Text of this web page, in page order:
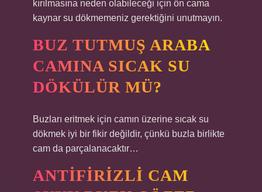
kırılmasına neden olabileceği için ön cama
kaynar su dökmemeniz gerektiğini unutmayın.
BUZ TUTMUŞ ARABA
CAMINA SICAK SU
DÖKÜLÜR MÜ?
Buzları eritmek için camın üzerine sıcak su
dökmek iyi bir fikir değildir, çünkü buzla birlikte
cam da parçalanacaktır…
ANTIFIRIZLI CAM